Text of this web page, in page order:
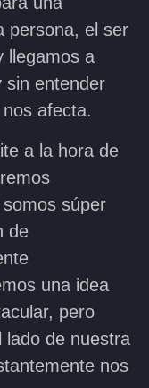
persona, el ser
llegamos a
sin entender
afecta.
a la hora de
súper
de
una idea
pero
lado de nuestra
nos